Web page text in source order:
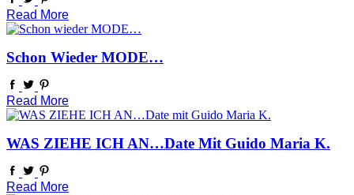
Read More
Schon Wieder MODE…
Read More
WAS ZIEHE ICH AN…Date Mit Guido Maria K.
Read More